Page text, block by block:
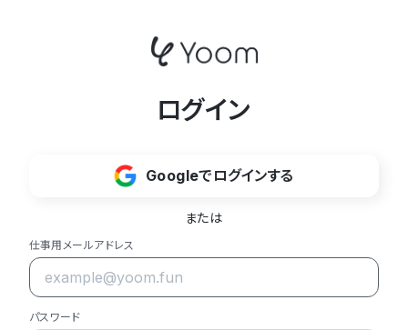
ログイン
Googleでログインする
または
仕事用メールアドレス
パスワード